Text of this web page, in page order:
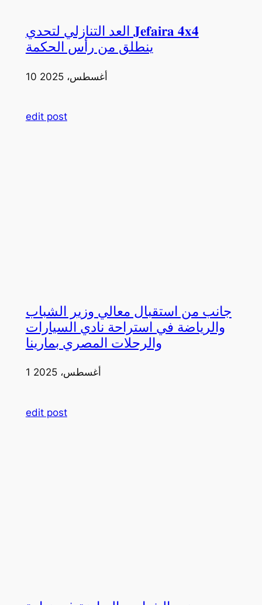
العد التنازلي لتحدي 𝐉𝐞𝐟𝐚𝐢𝐫𝐚 𝟒𝐱𝟒
ينطلق من رأس الحكمة
10 أغسطس، 2025
edit post
جانب من استقبال معالي وزير الشباب
والرياضة في استراحة نادي السيارات
والرحلات المصري بمارينا
1 أغسطس، 2025
edit post